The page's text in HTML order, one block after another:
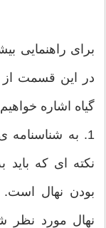
برای راهنمایی
در این قسمت از
گیاه اشاره
1. به شناسنامه
نکته ای که باید
بودن نهال
نهال مورد نظر